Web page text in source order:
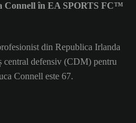
Connell în EA SPORTS FC™
din Republica Irlanda
central defensiv (CDM) pentru
Connell este 67.